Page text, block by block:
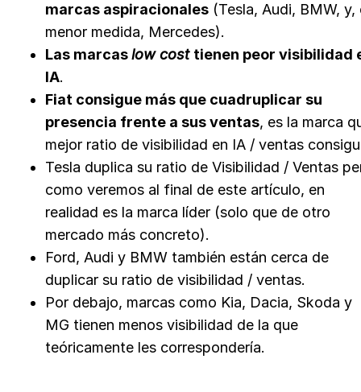
marcas aspiracionales (Tesla, Audi, BMW, y,
menor medida, Mercedes).
Las marcaslow cost tienen peor visibilidad
IA.
Fiat consigue más que cuadruplicar su
presencia frente a sus ventas, es la marca
mejor ratio de visibilidad en IA / ventas
Tesla duplica su ratio de Visibilidad / Ventas
como veremos al final de este artículo, en
realidad es la marca líder (solo que de otro
mercado más concreto).
Ford, Audi y BMW también están cerca de
duplicar su ratio de visibilidad / ventas.
Por debajo, marcas como Kia, Dacia, Skoda y
MG tienen menos visibilidad de la que
teóricamente les correspondería.